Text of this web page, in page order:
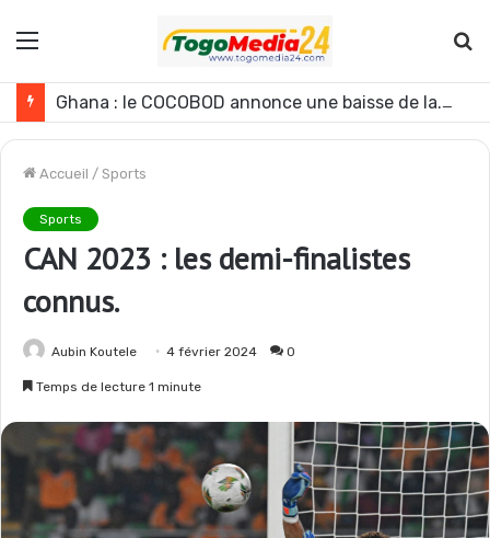
Menu
Ghana : le COCOBOD annonce une baisse de la production de cacao pour la campagne 2026-2027
Accueil / Sports
Sports
CAN 2023 : les demi-finalistes
connus.
Aubin Koutele 4 février 2024 0
Temps de lecture 1 minute